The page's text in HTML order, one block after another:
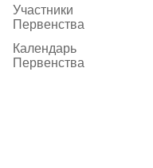
Участники
Первенства
Календарь
Первенства